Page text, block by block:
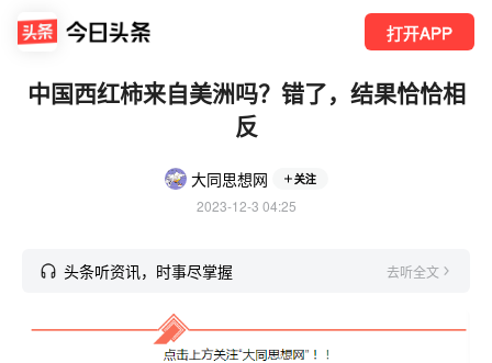
打开APP
中国西红柿来自美洲吗？错了，结果恰恰相
反
大同思想网 关注
2023-12-3 04:25
头条听资讯，时事尽掌握 去听全文